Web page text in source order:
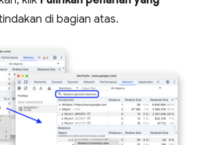
di bagian atas.